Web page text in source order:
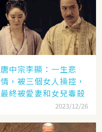
唐中宗李顯：一生悲
情，被三個女人操控，
最終被愛妻和女兒毒殺
2023/12/26